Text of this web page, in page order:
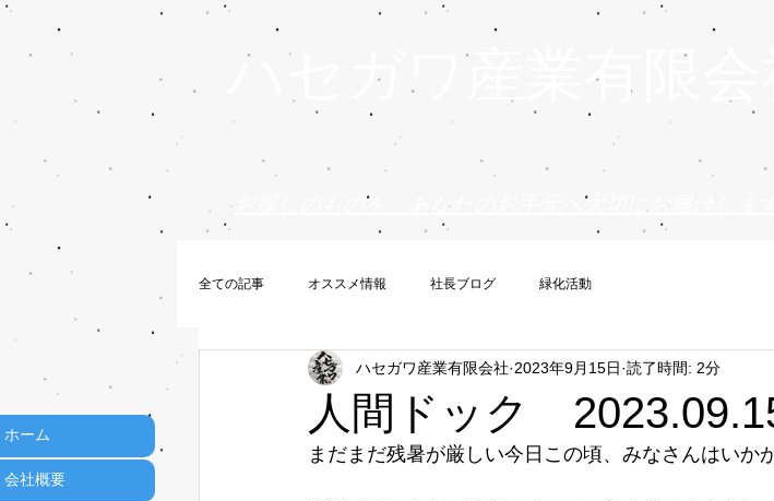
ハセガワ産業有限
お探しのものを、あなたのお手元へ大切にお届けします
全ての記事 オススメ情報 社長ブログ 緑化活動
人間ドック
ハセガワ産業有限会社 2023年9月15日 読了時間: 2分
まだまだ残暑が厳しい今日この頃、みなさんはいか
ホーム
会社概要